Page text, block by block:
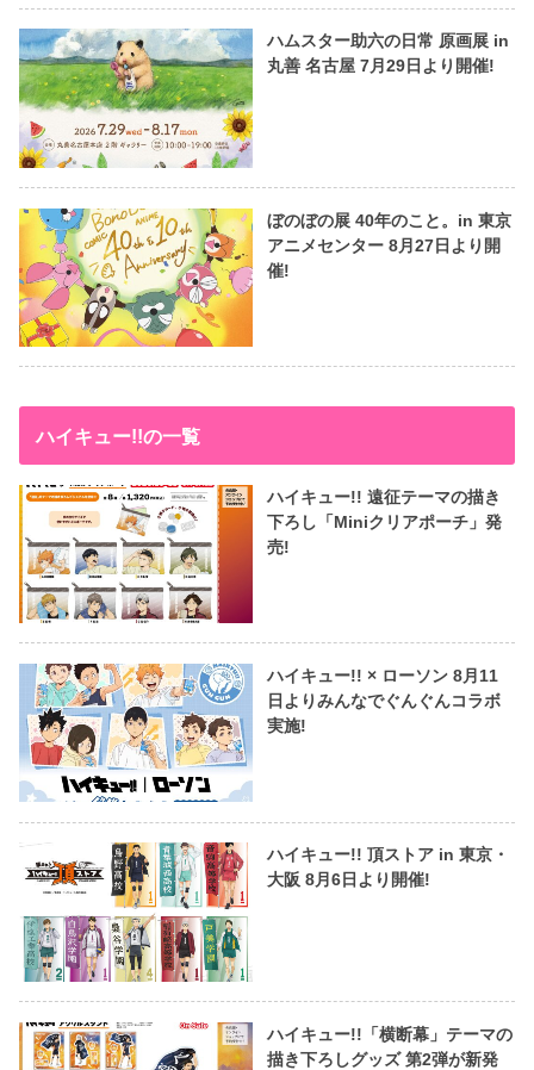
ハムスター助六の日常 原画展 in
丸善 名古屋 7月29日より開催!
ぼのぼの展 40年のこと。in 東京
アニメセンター 8月27日より開
催!
ハイキュー!!の一覧
ハイキュー!! 遠征テーマの描き
下ろし「Miniクリアポーチ」発
売!
ハイキュー!! × ローソン 8月11
日よりみんなでぐんぐんコラボ
実施!
ハイキュー!! 頂ストア in 東京・
大阪 8月6日より開催!
ハイキュー!!「横断幕」テーマの
描き下ろしグッズ 第2弾が新発